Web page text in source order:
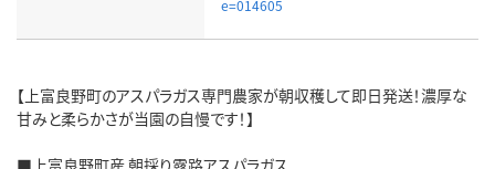
e=014605
【上富良野町のアスパラガス専門農家が朝収穫して即日発送！濃厚な
甘みと柔らかさが当園の自慢です！】
■上富良野町産 朝採り露路アスパラガス